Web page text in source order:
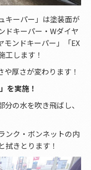
キーパー」は塗装面が
ドキーパー・Wダイヤ
モンドキーパー」「EX
工します！
厚さが変わります！
を実施！
の水を吹き飛ばし、
ンク・ボンネットの内
拭きとります！